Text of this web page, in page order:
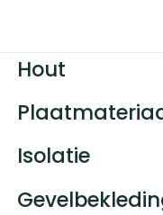
Hout
Isolatie